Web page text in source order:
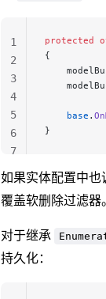
protected
{
    base
.
}
1
2
3
4
5
6
7
如果实体配置中也
覆盖软删除过滤器
对于继承
持久化：